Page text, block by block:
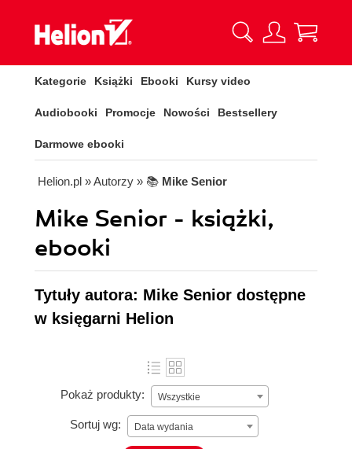
Kategorie Książki Ebooki Kursy video
Audiobooki Promocje Nowości Bestsellery
Darmowe ebooki
Helion.pl » Autorzy » 📚 Mike Senior
Mike Senior - książki,
ebooki
Tytuły autora: Mike Senior dostępne
w księgarni Helion
Pokaż produkty: Wszystkie
Sortuj wg: Data wydania